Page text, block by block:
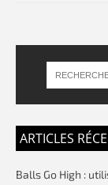
ARTICLES
Balls Go High :